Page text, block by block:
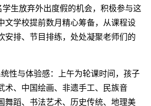
生放弃外出度假的机会，积极参与这
文学校提前数月精心筹备，从课程设
安排、节目排练，处处凝聚老师们的
性与体验感： 上午为轮课时间 ，孩子
术、中国绘画、非遗手工、民族音
舞蹈、书法艺术、历史传统、地理美